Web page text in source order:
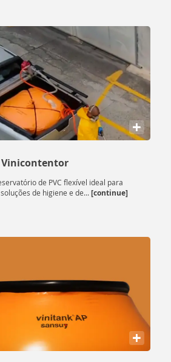
+
Vinicontentor
de PVC flexível ideal para
de higiene e de...[continue]
+
saiba mais detalhes
aqui.
todos os termos
Rejeitar